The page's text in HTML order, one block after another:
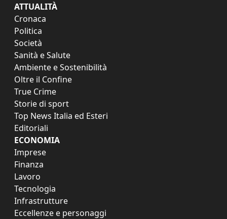
ATTUALITÀ
Cronaca
Politica
Società
Sanità e Salute
Ambiente e Sostenibilità
Oltre il Confine
True Crime
Storie di sport
Top News Italia ed Esteri
Editoriali
ECONOMIA
Imprese
Finanza
Lavoro
Tecnologia
Infrastrutture
Eccellenze e personaggi